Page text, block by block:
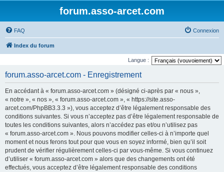
forum.asso-arcet.com
FAQ Connexion
Index du forum
Langue :
forum.asso-arcet.com - Enregistrement
En accédant à « forum.asso-arcet.com » (désigné ci-après par « nous »,
« notre », « nos », « forum.asso-arcet.com », « https://site.asso-
arcet.com/PhpBB3.3.3 »), vous acceptez d’être légalement responsable des
conditions suivantes. Si vous n’acceptez pas d’être légalement responsable de
toutes les conditions suivantes, alors n’accédez pas et/ou n’utilisez pas
« forum.asso-arcet.com ». Nous pouvons modifier celles-ci à n’importe quel
moment et nous ferons tout pour que vous en soyez informé, bien qu’il soit
prudent de vérifier régulièrement celles-ci par vous-même. Si vous continuez
d’utiliser « forum.asso-arcet.com » alors que des changements ont été
effectués, vous acceptez d’être légalement responsable des conditions